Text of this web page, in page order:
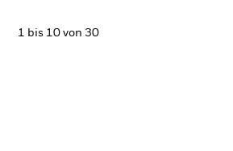
1 bis 10 von 30